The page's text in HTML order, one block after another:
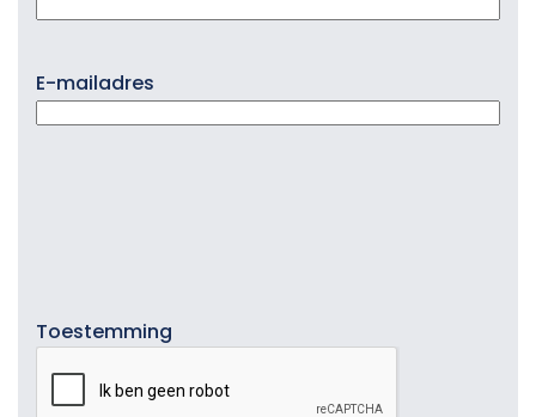
E-mailadres
Toestemming